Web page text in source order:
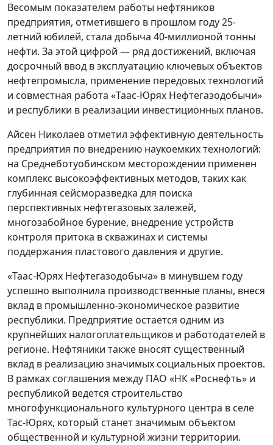
Весомым показателем работы нефтяников
предприятия, отметившего в прошлом году 25-
летний юбилей, стала добыча 40-миллионой тонны
нефти. За этой цифрой — ряд достижений, включая
досрочный ввод в эксплуатацию ключевых объектов
нефтепромысла, применение передовых технологий
и совместная работа «Таас-Юрях Нефтегазодобычи»
и республики в реализации инвестиционных планов.
Айсен Николаев отметил эффективную деятельность
предприятия по внедрению наукоемких технологий:
на Среднеботуобинском месторождении применен
комплекс высокоэффективных методов, таких как
глубинная сейсморазведка для поиска
перспективных нефтегазовых залежей,
многозабойное бурение, внедрение устройств
контроля притока в скважинах и системы
поддержания пластового давления и другие.
«Таас-Юрях Нефтегазодобыча» в минувшем году
успешно выполнила производственные планы, внеся
вклад в промышленно-экономическое развитие
республики. Предприятие остается одним из
крупнейших налогоплательщиков и работодателей в
регионе. Нефтяники также вносят существенный
вклад в реализацию значимых социальных проектов.
В рамках соглашения между ПАО «НК «Роснефть» и
республикой ведется строительство
многофункционального культурного центра в селе
Тас-Юрях, который станет значимым объектом
общественной и культурной жизни территории.